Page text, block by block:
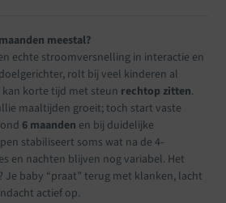
meestal?
echte stroomversnelling in interactie en
rolt bij veel kinderen al
korte tijd met steun rechtop zitten.
maaltijden groeit; toch start vaste
6 maanden en bij duidelijke
stabiliseert soms wat na de 4-
en nachten blijven nog variabel. Het
Je baby “praat” terug met klanken, lacht
actief op.